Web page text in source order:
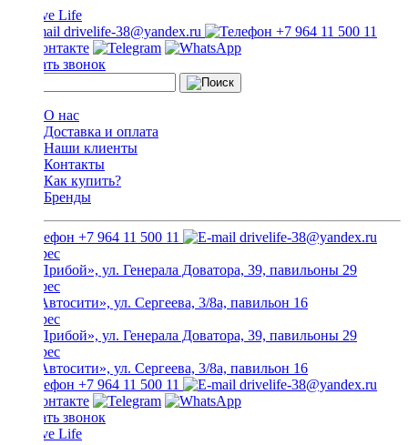
drivelife-38@yandex.ru +7 964 11 500 11
Заказать звонок
О нас
Доставка и оплата
Наши клиенты
Контакты
Как купить?
Бренды
+7 964 11 500 11 drivelife-38@yandex.ru
ТЦ «Прибой», ул. Генерала Доватора, 39, павильоны 29
ТЦ «Автосити», ул. Сергеева, 3/8а, павильон 16
ТЦ «Прибой», ул. Генерала Доватора, 39, павильоны 29
ТЦ «Автосити», ул. Сергеева, 3/8а, павильон 16
+7 964 11 500 11
drivelife-38@yandex.ru
Заказать звонок